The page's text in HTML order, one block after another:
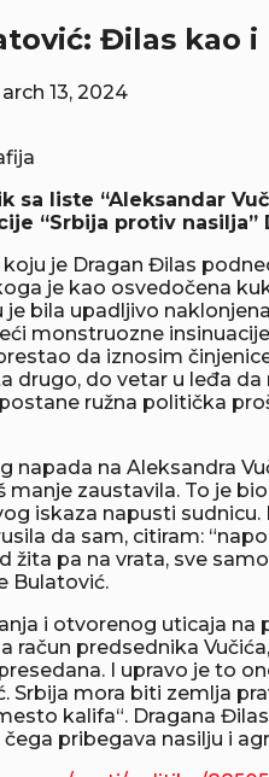
Đilas kao
13, 2024
sa liste “Aleksandar
“Srbija protiv
je Dragan Đilas
je kao osvedočena
bila upadljivo
monstruozne
da iznosim
drugo, do vetar u leđa
ružna politička
napada na Aleksandra
manje zaustavila. To je
iskaza napusti
da sam, citiram:
žita pa na vrata, sve
Bulatović.
i otvorenog uticaja
račun predsednika
I upravo je to
Srbija mora biti zemlja
kalifa“. Dragana
pribegava nasilju i